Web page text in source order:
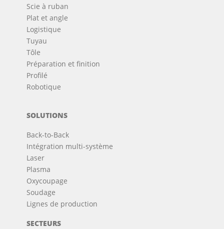
Scie à ruban
Plat et angle
Logistique
Tuyau
Tôle
Préparation et finition
Profilé
Robotique
SOLUTIONS
Back-to-Back
Intégration multi-système
Laser
Plasma
Oxycoupage
Soudage
Lignes de production
SECTEURS